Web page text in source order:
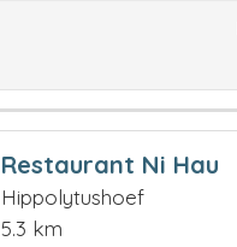
Restaurant Ni Hau
Hippolytushoef
5.3 km